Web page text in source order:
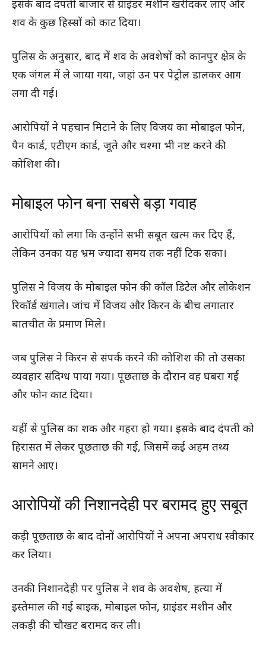
इसके बाद दंपती बाजार से ग्राइंडर मशीन खरीदकर लाए और
शव के कुछ हिस्सों को काट दिया।
पुलिस के अनुसार, बाद में शव के अवशेषों को कानपुर क्षेत्र के
एक जंगल में ले जाया गया, जहां उन पर पेट्रोल डालकर आग
लगा दी गई।
आरोपियों ने पहचान मिटाने के लिए विजय का मोबाइल फोन,
पैन कार्ड, एटीएम कार्ड, जूते और चश्मा भी नष्ट करने की
कोशिश की।
मोबाइल फोन बना सबसे बड़ा गवाह
आरोपियों को लगा कि उन्होंने सभी सबूत खत्म कर दिए हैं,
लेकिन उनका यह भ्रम ज्यादा समय तक नहीं टिक सका।
पुलिस ने विजय के मोबाइल फोन की कॉल डिटेल और लोकेशन
रिकॉर्ड खंगाले। जांच में विजय और किरन के बीच लगातार
बातचीत के प्रमाण मिले।
जब पुलिस ने किरन से संपर्क करने की कोशिश की तो उसका
व्यवहार संदिग्ध पाया गया। पूछताछ के दौरान वह घबरा गई
और फोन काट दिया।
यहीं से पुलिस का शक और गहरा हो गया। इसके बाद दंपती को
हिरासत में लेकर पूछताछ की गई, जिसमें कई अहम तथ्य
सामने आए।
आरोपियों की निशानदेही पर बरामद हुए सबूत
कड़ी पूछताछ के बाद दोनों आरोपियों ने अपना अपराध स्वीकार
कर लिया।
उनकी निशानदेही पर पुलिस ने शव के अवशेष, हत्या में
इस्तेमाल की गई बाइक, मोबाइल फोन, ग्राइंडर मशीन और
लकड़ी की चौखट बरामद कर ली।